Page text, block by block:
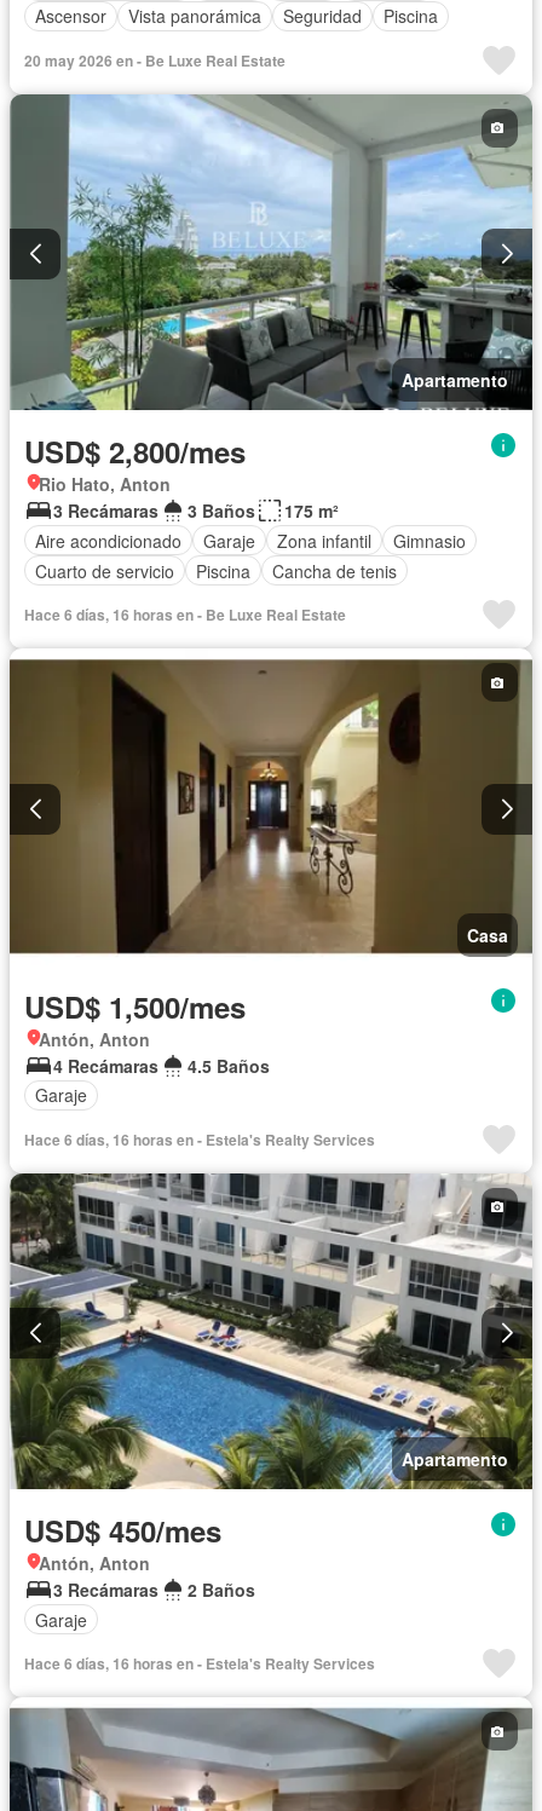
Ascensor
Vista panorámica Seguridad Piscina
20 may 2026 en - Be Luxe Real Estate
Apartamento
USD$ 2,800/mes
Rio Hato, Anton
3 Recámaras
3 Baños
175 m²
Aire acondicionado
Garaje Zona infantil
Gimnasio
Cuarto de servicio
Piscina Cancha de tenis
Hace 6 días, 16 horas en - Be Luxe Real Estate
Casa
USD$ 1,500/mes
Antón, Anton
4 Recámaras
4.5 Baños
Garaje
Hace 6 días, 16 horas en - Estela's Realty Services
Apartamento
USD$ 450/mes
Antón, Anton
3 Recámaras
2 Baños
Garaje
Hace 6 días, 16 horas en - Estela's Realty Services